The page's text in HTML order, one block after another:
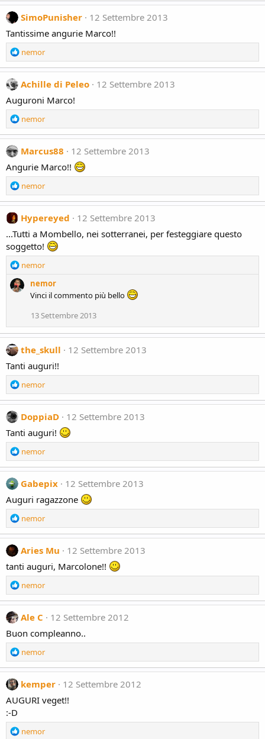
s
:
a
c
i
o
n
s
:
SimoPunisher
12 Settembre 2013
Tantissime angurie Marco!!
R
e
a
c
i
o
n
s
:
nemor
Achille di Peleo
12 Settembre 2013
Auguroni Marco!
R
e
a
c
i
o
n
s
:
nemor
Marcus88
12 Settembre 2013
Angurie Marco!!
R
e
a
c
i
o
s
:
nemor
Hypereyed
12 Settembre 2013
...Tutti a Mombello, nei sotterranei, per festeggiare questo
soggetto!
R
a
o
n
s
nemor
nemor
Vinci il commento più bello
13 Settembre 2013
the_skull
12 Settembre 2013
Tanti auguri!!
R
e
a
c
i
o
n
s
:
nemor
DoppiaD
12 Settembre 2013
Tanti auguri!
R
e
a
c
i
o
n
s
:
nemor
Gabepix
12 Settembre 2013
Auguri ragazzone
R
e
a
c
i
o
n
s
:
nemor
Aries Mu
12 Settembre 2013
tanti auguri, Marcolone!!
R
e
a
c
i
o
n
s
:
nemor
Ale C
12 Settembre 2012
Buon compleanno..
R
e
a
c
i
s
nemor
kemper
12 Settembre 2012
AUGURI veget!!
:-D
R
nemor